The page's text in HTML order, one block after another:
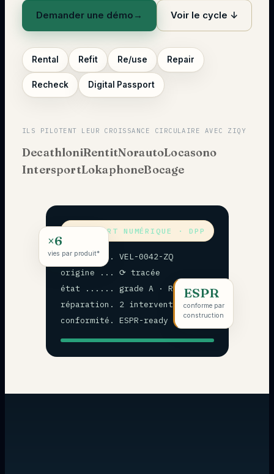
Demander une démo → Voir le cycle ↓
Rental Refit Re/use Repair
Recheck Digital Passport
ILS PILOTENT LEUR CROISSANCE CIRCULAIRE AVEC ZIQY
DecathloniRentitNorautoLocasono
IntersportLokaphoneBocage
×6
vies par produit*
ESPR
conforme par
construction
PASSEPORT NUMÉRIQUE · DPP
id ........ VEL-0042-ZQ
origine ... ⟳ tracée
état ...... grade A · Recheck
réparation. 2 interventions
conformité. ESPR-ready ✓